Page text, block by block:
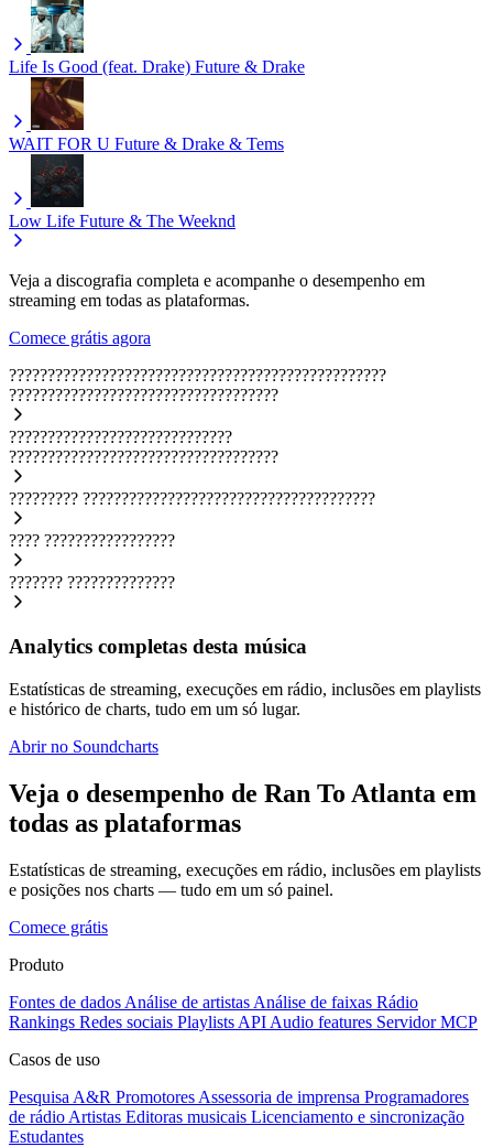
Life Is Good (feat. Drake) Future & Drake
WAIT FOR U Future & Drake & Tems
Low Life Future & The Weeknd
Veja a discografia completa e acompanhe o desempenho em
streaming em todas as plataformas.
Comece grátis agora
?????????????????????????????????????????????????
???????????????????????????????????
?????????????????????????????
???????????????????????????????????
????????? ??????????????????????????????????????
???? ?????????????????
??????? ??????????????
Analytics completas desta música
Estatísticas de streaming, execuções em rádio, inclusões em playlists
e histórico de charts, tudo em um só lugar.
Abrir no Soundcharts
Veja o desempenho de Ran To Atlanta em
todas as plataformas
Estatísticas de streaming, execuções em rádio, inclusões em playlists
e posições nos charts — tudo em um só painel.
Comece grátis
Produto
Fontes de dados Análise de artistas Análise de faixas Rádio
Rankings Redes sociais Playlists API Audio features Servidor MCP
Casos de uso
Pesquisa A&R Promotores Assessoria de imprensa Programadores
de rádio Artistas Editoras musicais Licenciamento e sincronização
Estudantes